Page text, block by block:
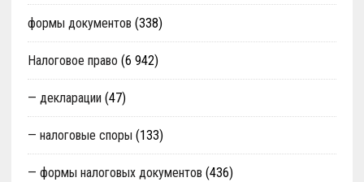
формы документов (338)
Налоговое право (6 942)
— декларации (47)
— налоговые споры (133)
— формы налоговых документов (436)